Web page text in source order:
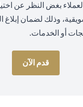
بغض النظر عن
وذلك لضمان إبلاغ
أو الخدمات.
قدم الآن